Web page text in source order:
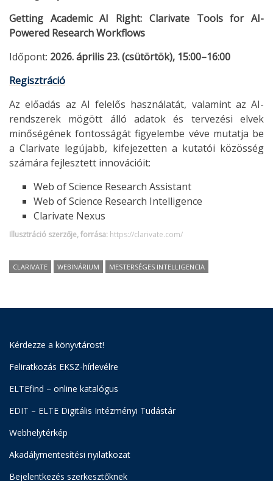
Getting Academic AI Right: Clarivate Tools for AI-
Powered Research Workflows
Időpont: 2026. április 23. (csütörtök), 15:00–16:00
Regisztráció
Az előadás az AI felelős használatát, valamint az AI-
rendszerek mögött álló adatok és tervezési elvek
minőségének fontosságát figyelembe véve mutatja be
a Clarivate legújabb, kifejezetten a kutatói közösség
számára fejlesztett innovációit:
Web of Science Research Assistant
Web of Science Research Intelligence
Clarivate Nexus
Illusztráció szerzője, forrása: https://clarivate.com/
CLARIVATE WEBINÁRIUM MESTERSÉGES INTELLIGENCIA
Kérdezze a könyvtárost!
Feliratkozás EKSZ-hírlevélre
ELTEfind – online katalógus
EDIT – ELTE Digitális Intézményi Tudástár
Webhelytérkép
Akadálymentesítési nyilatkozat
Bejelentkezés szerkesztőknek